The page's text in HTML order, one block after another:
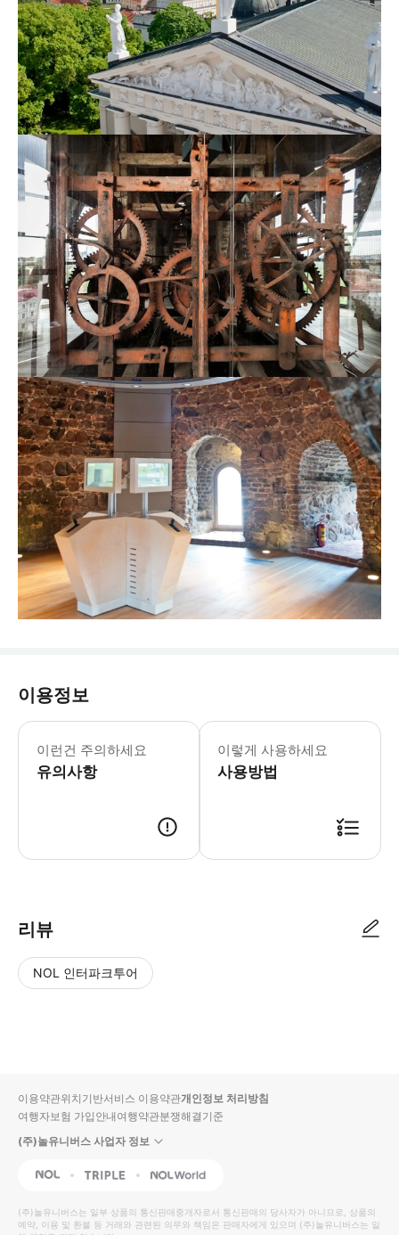
이용정보
이런건 주의하세요
유의사항
월요일-토요일: 10:00-18:00 휴무: 일
* 빌뉴스 대성당 종탑 내부를 둘러보
이렇게 사용하세요
사용방법
리뷰
NOL 인터파크투어
입니
다.
높
은
동
영
순
상
이용약관위치기반서비스 이용약관개인정보 처리방침
여행자보험 가입안내여행약관분쟁해결기준
(주)놀유니버스 사업자 정보
NOL Triple Interpark Global
(주)놀유니버스는 일부 상품의 통신판매중개자로서 통신판매의 당사자가 아니므로, 상품의
예약, 이용 및 환불 등 거래와 관련된 의무와 책임은 판매자에게 있으며 (주)놀유니버스는 일